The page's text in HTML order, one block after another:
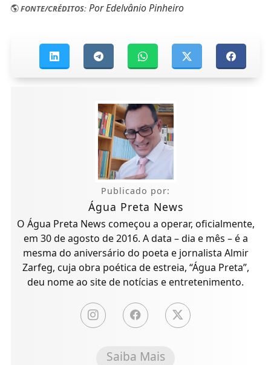
FONTE/CRÉDITOS:Por Edelvânio Pinheiro
Publicado por:
Água Preta News
O Água Preta News começou a operar, oficialmente,
em 30 de agosto de 2016. A data – dia e mês – é a
mesma do aniversário do poeta e jornalista Almir
Zarfeg, cuja obra poética de estreia, “Água Preta”,
deu nome ao site de notícias e entretenimento.
Saiba Mais